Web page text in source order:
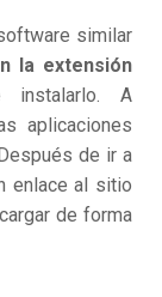
similar
la extensión
instalarlo. A
aplicaciones
de ir a
enlace al sitio
de forma